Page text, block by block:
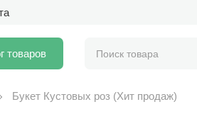
товаров
Букет Кустовых роз (Хит продаж)